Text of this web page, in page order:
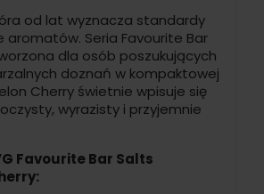
od lat wyznacza standardy
aromatów. Seria Favourite Bar
dla osób poszukujących
doznań w kompaktowej
Cherry świetnie wpisuje się
wyrazisty i przyjemnie
Favourite Bar Salts